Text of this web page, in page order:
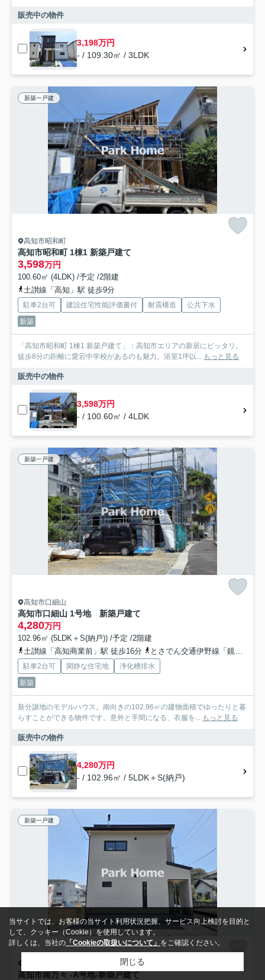
販売中の物件
3,198万円
- / 109.30㎡ / 3LDK
新築一戸建
高知市昭和町
高知市昭和町 1棟1 新築戸建て
3,598万円
100.60㎡ (4LDK) /予定 /2階建
土讃線「高知」駅 徒歩9分
駐車2台可 建設住宅性能評価書付 耐震構造
公共下水
新築
「高知市昭和町 1棟1 新築戸建て」：高知市エリアの新居にピッタリ。
徒歩8分の距離に愛宕中学校があるのも魅力。浴室1坪以...
もっと見る
販売中の物件
3,598万円
- / 100.60㎡ / 4LDK
新築一戸建
高知市口細山
高知市口細山 1号地 新築戸建て
4,280万円
102.96㎡ (5LDK＋S(納戸)) /予定 /2階建
土讃線「高知商業前」駅 徒歩16分
とさでん交通伊野線「鏡川橋」駅 徒歩21分
駐車2台可 閑静な住宅地
浄化槽排水
新築
新分譲地のモデルハウス。南向きの102.96㎡の建物面積でゆったりと暮
らすことができる物件です。意外と手間になる、衣服を...
もっと見る
販売中の物件
4,280万円
- / 102.96㎡ / 5LDK＋S(納戸)
新築一戸建
高知市南万々 -A号地-新築戸建て
当サイトでは、お客様の当サイト利用状況把握、サービス向上検討を目的と
して、クッキー（Cookie）を使用しています。
詳しくは、当社の 「Cookieの取扱いについて」 をご確認ください。
閉じる